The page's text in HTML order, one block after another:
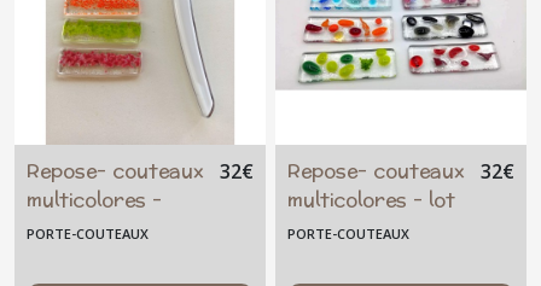
Repose- couteaux
multicolores -
couleur au choix
32€
PORTE-COUTEAUX
Repose- couteaux
multicolores - lot
de 8 - couleur au
32€
PORTE-COUTEAUX